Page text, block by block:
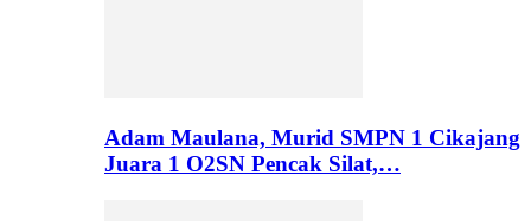
Adam Maulana, Murid SMPN 1 Cikajang
Juara 1 O2SN Pencak Silat,…